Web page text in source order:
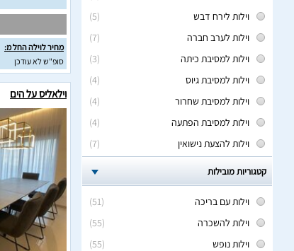
(5)
וילות לירח דבש
(7)
וילות לערב חברה
(3)
וילות למסיבת כיתה
(4)
וילות למסיבת גיוס
(4)
וילות למסיבת שחרור
(4)
וילות למסיבת הפתעה
(7)
וילות להצעת נישואין
קטגוריות מובילות
(51)
וילות עם בריכה
(55)
וילות להשכרה
(55)
וילות נופש
מחיר לוילה החל מ:
סופ"ש לא עודכן
וילאליס על הים